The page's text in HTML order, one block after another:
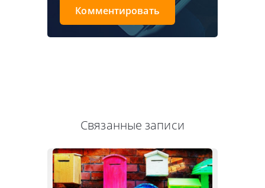
Комментировать
Связанные записи